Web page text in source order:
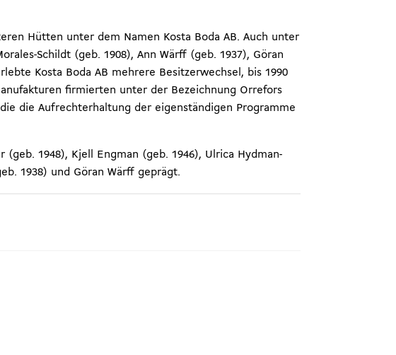
Hütten unter dem Namen Kosta Boda AB. Auch unter
Schildt (geb. 1908), Ann Wärff (geb. 1937), Göran
Kosta Boda AB mehrere Besitzerwechsel, bis 1990
firmierten unter der Bezeichnung Orrefors
die Aufrechterhaltung der eigenständigen Programme
1948), Kjell Engman (geb. 1946), Ulrica Hydman-
1938) und Göran Wärff geprägt.